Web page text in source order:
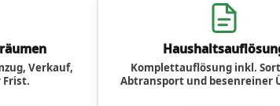
Verkauf,
Frist.
Komplettauflösung inkl.
Abtransport und besenreiner